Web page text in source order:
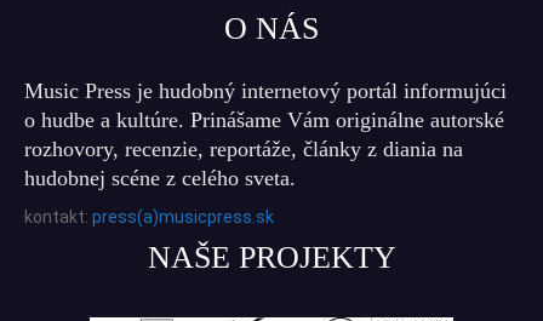
O NÁS
Music Press je hudobný internetový portál informujúci
o hudbe a kultúre. Prinášame Vám originálne autorské
rozhovory, recenzie, reportáže, články z diania na
hudobnej scéne z celého sveta.
kontakt: press(a)musicpress.sk
NAŠE PROJEKTY